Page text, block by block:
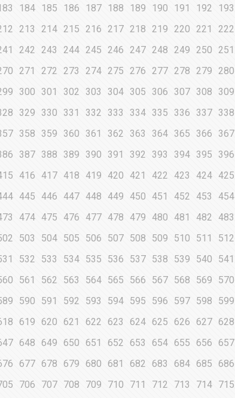
184 185 186 187 188 189 190 191 192 193
213 214 215 216 217 218 219 220 221 222
242 243 244 245 246 247 248 249 250 251
271 272 273 274 275 276 277 278 279 280
300 301 302 303 304 305 306 307 308 309
329 330 331 332 333 334 335 336 337 338
358 359 360 361 362 363 364 365 366 367
387 388 389 390 391 392 393 394 395 396
416 417 418 419 420 421 422 423 424 425
445 446 447 448 449 450 451 452 453 454
474 475 476 477 478 479 480 481 482 483
503 504 505 506 507 508 509 510 511 512
532 533 534 535 536 537 538 539 540 541
561 562 563 564 565 566 567 568 569 570
590 591 592 593 594 595 596 597 598 599
619 620 621 622 623 624 625 626 627 628
648 649 650 651 652 653 654 655 656 657
677 678 679 680 681 682 683 684 685 686
706 707 708 709 710 711 712 713 714 715